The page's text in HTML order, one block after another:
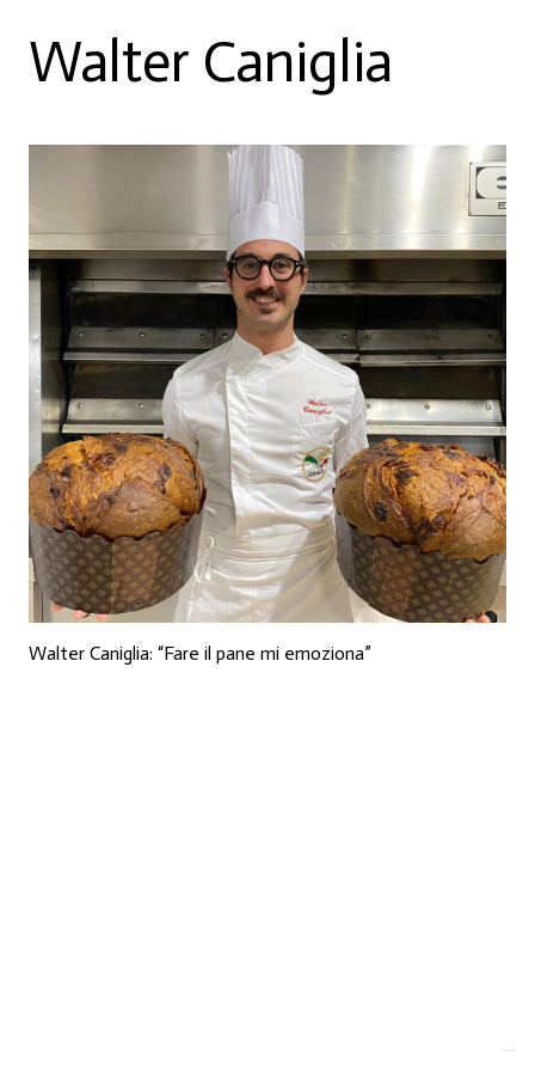
Walter Caniglia
Walter Caniglia: “Fare il pane mi emoziona”